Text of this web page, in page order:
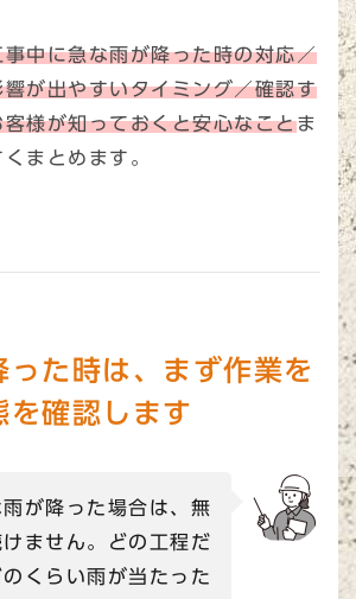
事中に急な雨が降った時の対応／
が出やすいタイミング／確認す
様が知っておくと安心なことま
まとめます。
った時は、まず作業を
を確認します
が降った場合は、無
ません。どの工程だ
くらい雨が当たった